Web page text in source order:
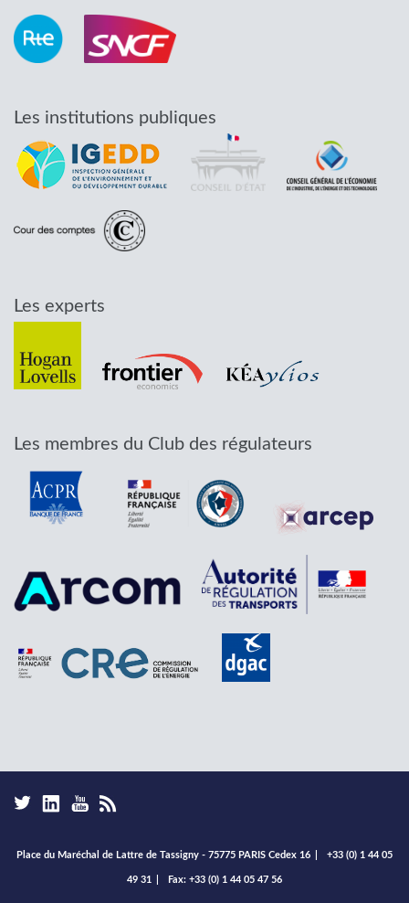
Les institutions publiques
Les experts
Les membres du Club des régulateurs
Place du Maréchal de Lattre de Tassigny - 75775 PARIS Cedex 16 +33 (0) 1 44 05
49 31 Fax: +33 (0) 1 44 05 47 56